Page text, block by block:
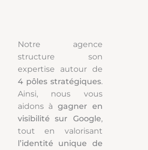
Notre agence
structure son
expertise autour de
4 pôles stratégiques.
Ainsi, nous vous
aidons àgagner en
visibilité sur Google,
tout en valorisant
l’identité unique de